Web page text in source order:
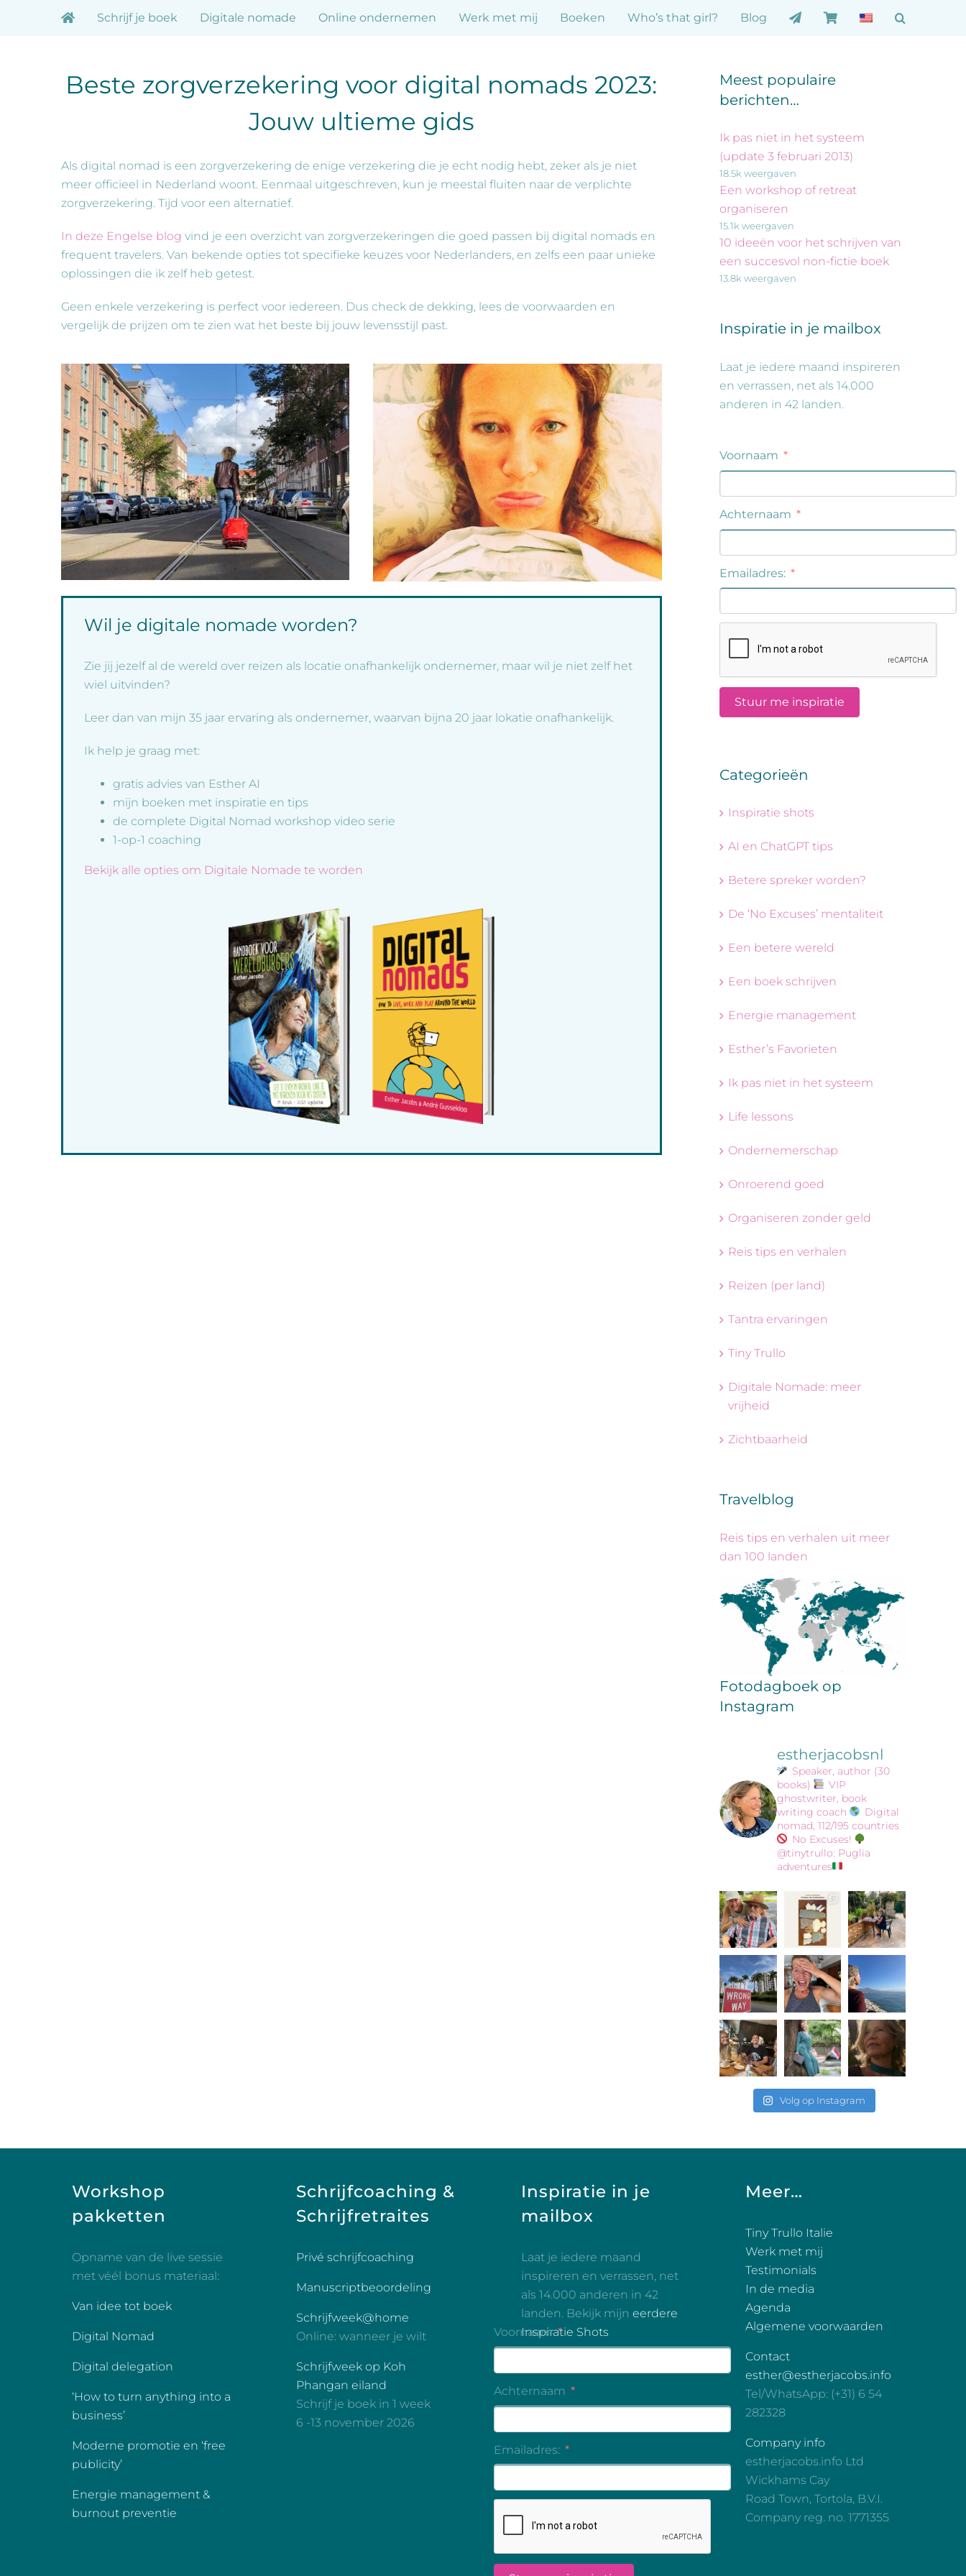
Schrijf je boek Digitale nomade Online ondernemen Werk met mij Boeken Who’s that girl? Blog
Beste zorgverzekering voor digital nomads 2023:
Jouw ultieme gids
Als digital nomad is een zorgverzekering de enige verzekering die je echt nodig hebt, zeker als je niet
meer officieel in Nederland woont. Eenmaal uitgeschreven, kun je meestal fluiten naar de verplichte
zorgverzekering. Tijd voor een alternatief.
In deze Engelse blog vind je een overzicht van zorgverzekeringen die goed passen bij digital nomads en
frequent travelers. Van bekende opties tot specifieke keuzes voor Nederlanders, en zelfs een paar unieke
oplossingen die ik zelf heb getest.
Geen enkele verzekering is perfect voor iedereen. Dus check de dekking, lees de voorwaarden en
vergelijk de prijzen om te zien wat het beste bij jouw levensstijl past.
Wil je digitale nomade worden?
Zie jij jezelf al de wereld over reizen als locatie onafhankelijk ondernemer, maar wil je niet zelf het
wiel uitvinden?
Leer dan van mijn 35 jaar ervaring als ondernemer, waarvan bijna 20 jaar lokatie onafhankelijk.
Ik help je graag met:
gratis advies van Esther AI
mijn boeken met inspiratie en tips
de complete Digital Nomad workshop video serie
1-op-1 coaching
Bekijk alle opties om Digitale Nomade te worden
Meest populaire
berichten…
Ik pas niet in het systeem
(update 3 februari 2013)
18.5k weergaven
Een workshop of retreat
organiseren
15.1k weergaven
10 ideeën voor het schrijven van
een succesvol non-fictie boek
13.8k weergaven
Inspiratie in je mailbox
Laat je iedere maand inspireren
en verrassen, net als 14.000
anderen in 42 landen.
Categorieën
Inspiratie shots
AI en ChatGPT tips
Betere spreker worden?
De ‘No Excuses’ mentaliteit
Een betere wereld
Een boek schrijven
Energie management
Esther’s Favorieten
Ik pas niet in het systeem
Life lessons
Ondernemerschap
Onroerend goed
Organiseren zonder geld
Reis tips en verhalen
Reizen (per land)
Tantra ervaringen
Tiny Trullo
Digitale Nomade: meer
vrijheid
Zichtbaarheid
Travelblog
Reis tips en verhalen uit meer
dan 100 landen
Fotodagboek op
Instagram
estherjacobsnl
Speaker, author (30
books)
VIP
ghostwriter, book
writing coach
Digital
nomad, 112/195 countries
No Excuses!
@tinytrullo: Puglia
adventures
Volg op Instagram
Workshop
pakketten
Opname van de live sessie
met véél bonus materiaal:
Van idee tot boek
Digital Nomad
Digital delegation
‘How to turn anything into a
business’
Moderne promotie en ‘free
publicity’
Energie management &
burnout preventie
Schrijfcoaching &
Schrijfretraites
Privé schrijfcoaching
Manuscriptbeoordeling
Schrijfweek@home
Online: wanneer je wilt
Schrijfweek op Koh
Phangan eiland
Schrijf je boek in 1 week
6 -13 november 2026
Inspiratie in je
mailbox
Laat je iedere maand
inspireren en verrassen, net
als 14.000 anderen in 42
landen. Bekijk mijn eerdere
Inspiratie Shots
Meer…
Tiny Trullo Italie
Werk met mij
Testimonials
In de media
Agenda
Algemene voorwaarden
Contact
esther@estherjacobs.info
Tel/WhatsApp: (+31) 6 54
282328
Company info
estherjacobs.info Ltd
Wickhams Cay
Road Town, Tortola, B.V.I.
Company reg. no. 1771355